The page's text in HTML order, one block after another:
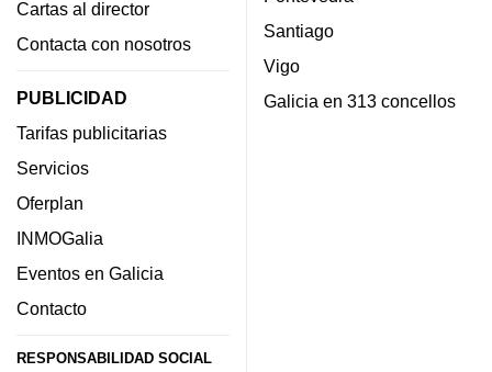
Cartas al director
Contacta con nosotros
PUBLICIDAD
Tarifas publicitarias
Servicios
Oferplan
INMOGalia
Eventos en Galicia
Contacto
RESPONSABILIDAD SOCIAL
Santiago
Vigo
Galicia en 313 concellos